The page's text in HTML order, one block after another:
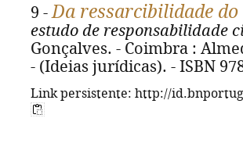
9 -Da ressarcibilidade
estudo de responsabilidade
Gonçalves. - Coimbra :
- (Ideias jurídicas). - ISBN
Link persistente: http://